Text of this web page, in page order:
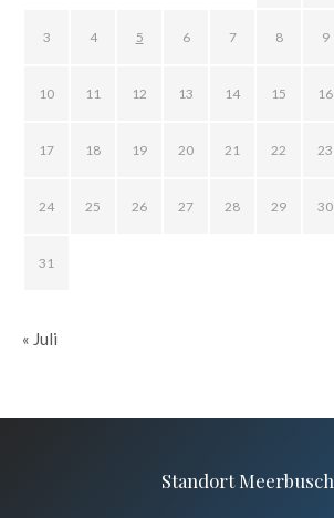
3 4 5 6 7 8 9
10 11 12 13 14 15 16
17 18 19 20 21 22 23
24 25 26 27 28 29 30
31
« Juli
Standort Meerbusch